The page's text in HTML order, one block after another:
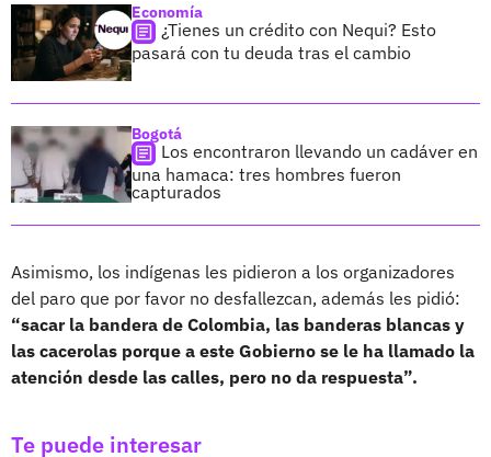
Economía
¿Tienes un crédito con Nequi? Esto
pasará con tu deuda tras el cambio
Bogotá
Los encontraron llevando un cadáver en
una hamaca: tres hombres fueron
capturados
Asimismo, los indígenas les pidieron a los organizadores
del paro que por favor no desfallezcan, además les pidió:
“sacar la bandera de Colombia, las banderas blancas y
las cacerolas porque a este Gobierno se le ha llamado la
atención desde las calles, pero no da respuesta”.
Te puede interesar